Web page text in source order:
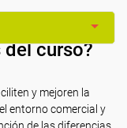
curso?
y mejoren la
entorno comercial y